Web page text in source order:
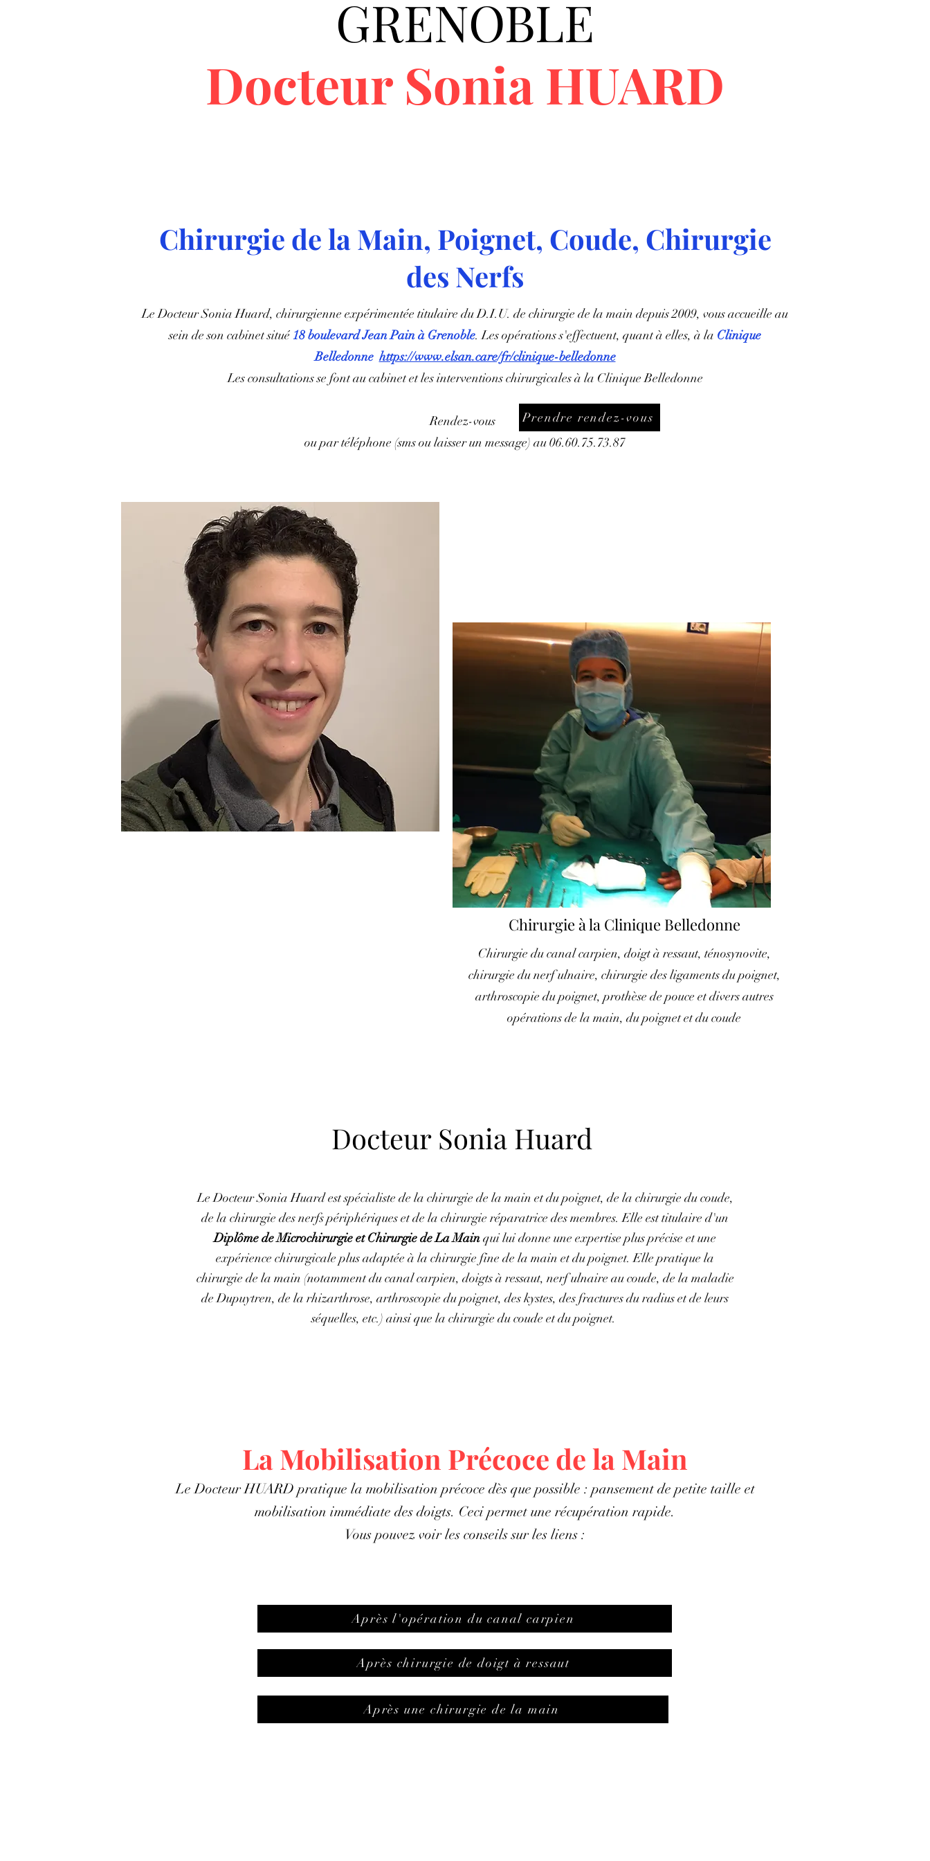
GRENOBLE
Docteur Sonia HUARD
Chirurgie de la Main, Poignet, Coude, Chirurgie
des Nerfs
Le Docteur Sonia Huard, chirurgienne expérimentée titulaire du D.I.U. de chirurgie de la main depuis 2009, vous accueille au
sein de son cabinet situé18 boulevard Jean Pain à Grenoble. Les opérations s'effectuent, quant à elles, à la Clinique
Belledonne https://www.elsan.care/fr/clinique-belledonne
Les consultations se font au cabinet et les interventions chirurgicales à la Clinique Belledonne
Rendez-vous
ou par téléphone (sms ou laisser un message) au 06.60.75.73.87
Prendre rendez-vous
APPENDICECTOMIE
Prendre soin de vous
Chirurgie à la Clinique Belledonne
Chirurgie du canal carpien, doigt à ressaut, ténosynovite,
chirurgie du nerf ulnaire, chirurgie des ligaments du poignet,
arthroscopie du poignet, prothèse de pouce et divers autres
opérations de la main, du poignet et du coude
Docteur Sonia Huard
Le Docteur Sonia Huard est spécialiste de la chirurgie de la main et du poignet, de la chirurgie du coude,
de la chirurgie des nerfs périphériques et de la chirurgie réparatrice des membres. Elle est titulaire d'un
Diplôme de Microchirurgie et Chirurgie de La Mainqui lui donne une expertise plus précise et une
expérience chirurgicale plus adaptée à la chirurgie fine de la main et du poignet. Elle pratique la
chirurgie de la main (notamment du canal carpien, doigts à ressaut, nerf ulnaire au coude, de la maladie
de Dupuytren, de la rhizarthrose, arthroscopie du poignet, des kystes, des fractures du radius et de leurs
séquelles, etc.) ainsi que la chirurgie du coude et du poignet.
La Mobilisation Précoce de la Main
Le Docteur HUARD pratique la mobilisation précoce dès que possible : pansement de petite taille et
mobilisation immédiate des doigts. Ceci permet une récupération rapide.
Vous pouvez voir les conseils sur les liens :
Après l'opération du canal carpien
Après chirurgie de doigt à ressaut
Après une chirurgie de la main